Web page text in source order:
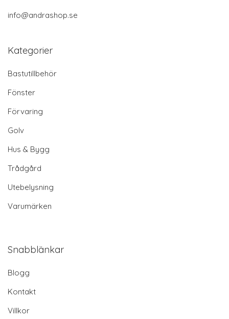
info@andrashop.se
Kategorier
Bastutillbehör
Fönster
Förvaring
Golv
Hus & Bygg
Trådgård
Utebelysning
Varumärken
Snabblänkar
Blogg
Kontakt
Villkor